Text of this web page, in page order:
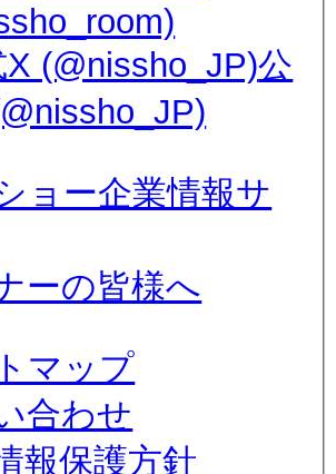
公
ョー企業情報サ
ーの皆様へ
マップ
合わせ
報保護方針